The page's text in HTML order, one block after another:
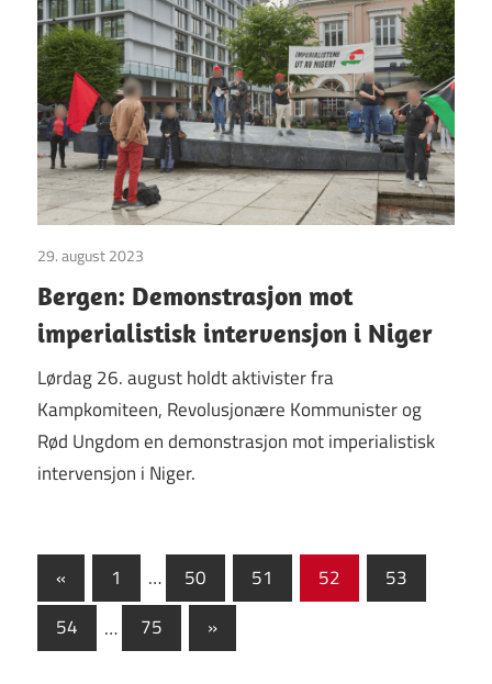
29. august 2023
Bergen: Demonstrasjon mot
imperialistisk intervensjon i Niger
Lørdag 26. august holdt aktivister fra
Kampkomiteen, Revolusjonære Kommunister og
Rød Ungdom en demonstrasjon mot imperialistisk
intervensjon i Niger.
Sidepaginering
« Previous
Posts
1 … 50 51 52
53
54
… 75
Next
Posts
»